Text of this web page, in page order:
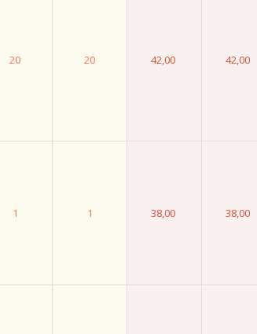
20 20 42,00 42,00
1 1 38,00 38,00